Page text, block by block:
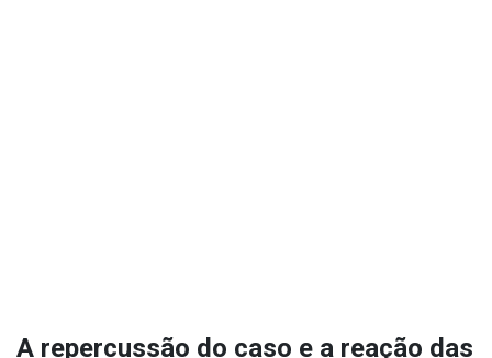
A repercussão do caso e a reação das